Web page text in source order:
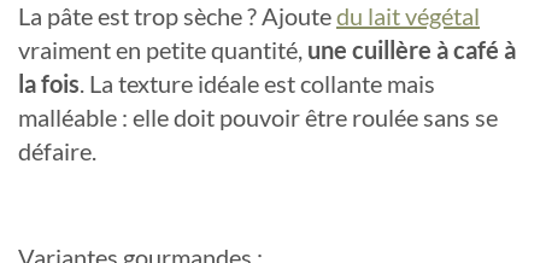
La pâte est trop sèche ? Ajoutedu lait végétal
vraiment en petite quantité, une cuillère à café à
la fois. La texture idéale est collante mais
malléable : elle doit pouvoir être roulée sans se
défaire.
Variantes gourmandes :